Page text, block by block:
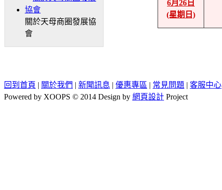
關於天母商圈發展協
會
6月26日
(星期日)
回到首頁 | 關於我們 | 新聞訊息 | 優惠專區 | 常見問題 | 客服中心
Powered by XOOPS © 2014 Design by 網頁設計 Project